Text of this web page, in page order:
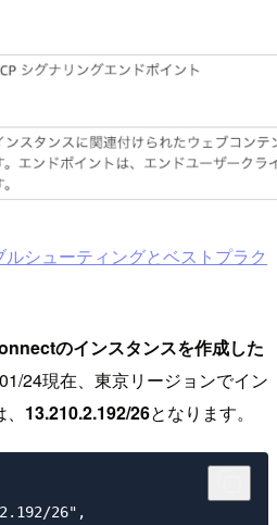
シューティングとベストプラク
のインスタンスを作成した
24現在、東京リージョンでイン
13.210.2.192/26となります。
26",